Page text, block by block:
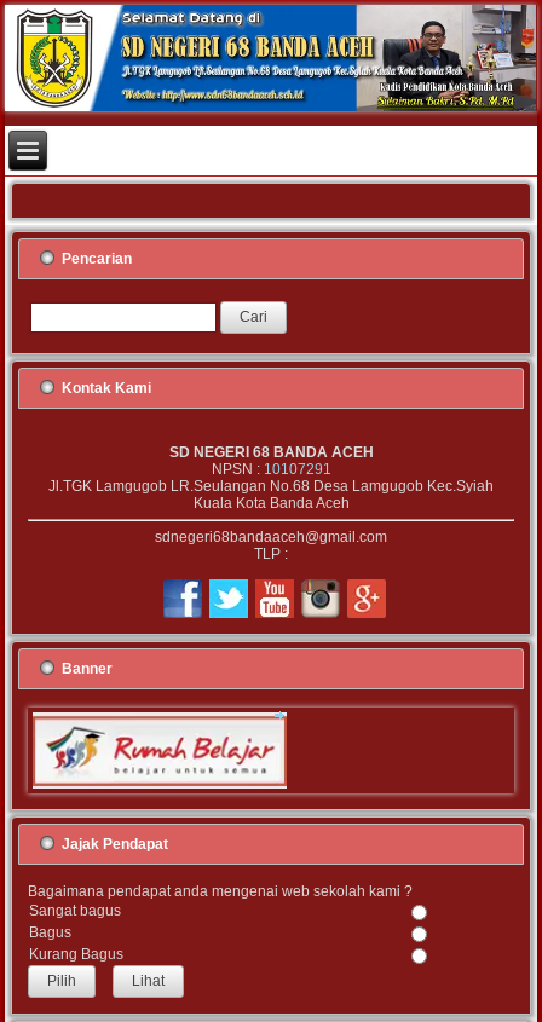
Pencarian
Kontak Kami
SD NEGERI 68 BANDA ACEH
NPSN : 10107291
Jl.TGK Lamgugob LR.Seulangan No.68 Desa Lamgugob Kec.Syiah
Kuala Kota Banda Aceh
sdnegeri68bandaaceh@gmail.com
TLP :
Banner
Jajak Pendapat
Bagaimana pendapat anda mengenai web sekolah kami ?
Sangat bagus
Bagus
Kurang Bagus
Lihat